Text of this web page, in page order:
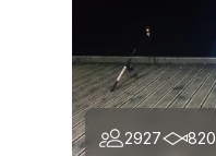
2927 820